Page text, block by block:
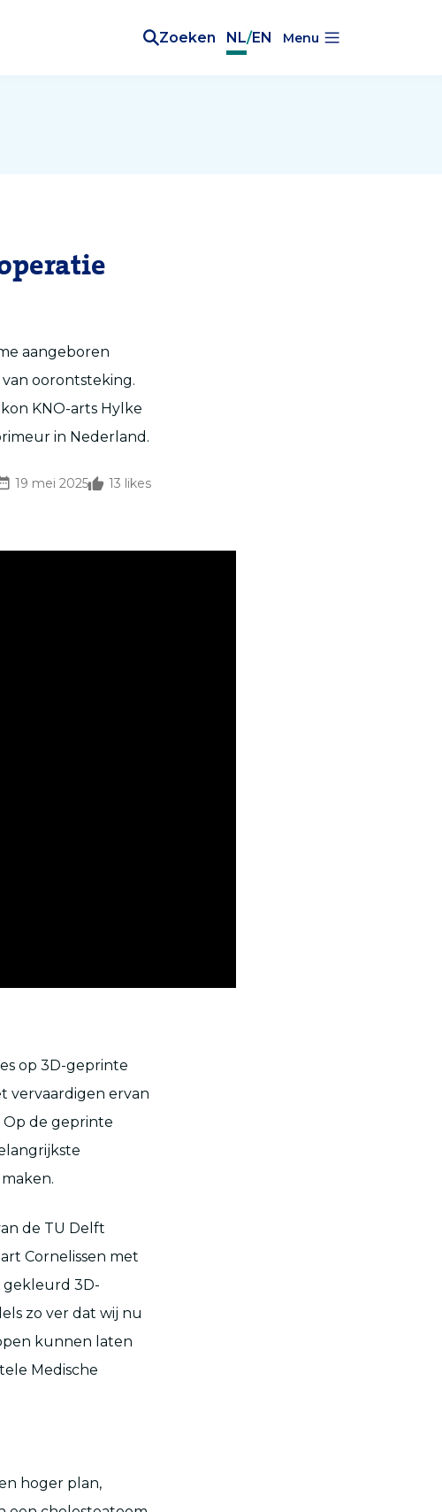
Zoeken NL/EN Menu
aangeboren
oorontsteking.
KNO-arts Hylke
in Nederland.
19 mei 2025 13 likes
op 3D-geprinte
vervaardigen ervan
Op de geprinte
de TU Delft
Cornelissen met
gekleurd 3D-
zo ver dat wij nu
kunnen laten
Medische
hoger plan,